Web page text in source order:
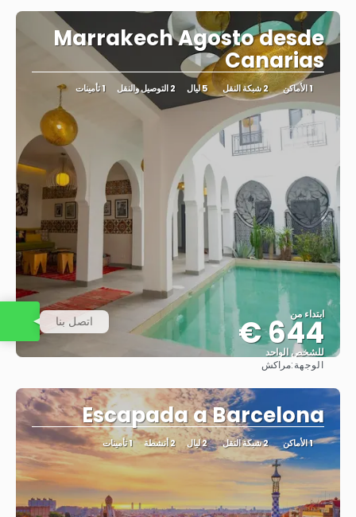
Marrakech Agosto desde
Canarias
1 الأماكن 2 شبكة النقل 5 ليال 2 التوصيل والنقل 1 تأمينات
ابتداء من
644 €
للشخص الواحد
الوجهة:مراكش
Escapada a Barcelona
1 الأماكن 2 شبكة النقل 2 ليال 2 أنشطة 1 تأمينات
اتصل بنا